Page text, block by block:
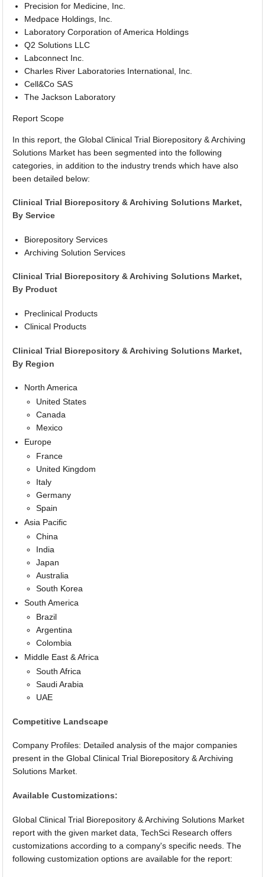
Precision for Medicine, Inc.
Medpace Holdings, Inc.
Laboratory Corporation of America Holdings
Q2 Solutions LLC
Labconnect Inc.
Charles River Laboratories International, Inc.
Cell&Co SAS
The Jackson Laboratory
Report Scope
In this report, the Global Clinical Trial Biorepository & Archiving
Solutions Market has been segmented into the following
categories, in addition to the industry trends which have also
been detailed below:
Clinical Trial Biorepository & Archiving Solutions Market,
By Service
Biorepository Services
Archiving Solution Services
Clinical Trial Biorepository & Archiving Solutions Market,
By Product
Preclinical Products
Clinical Products
Clinical Trial Biorepository & Archiving Solutions Market,
By Region
North America
United States
Canada
Mexico
Europe
France
United Kingdom
Italy
Germany
Spain
Asia Pacific
China
India
Japan
Australia
South Korea
South America
Brazil
Argentina
Colombia
Middle East & Africa
South Africa
Saudi Arabia
UAE
Competitive Landscape
Company Profiles: Detailed analysis of the major companies
present in the Global Clinical Trial Biorepository & Archiving
Solutions Market.
Available Customizations:
Global Clinical Trial Biorepository & Archiving Solutions Market
report with the given market data, TechSci Research offers
customizations according to a company's specific needs. The
following customization options are available for the report: